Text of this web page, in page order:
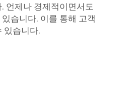
언제나 경제적이면서도
습니다. 이를 통해 고객
있습니다.